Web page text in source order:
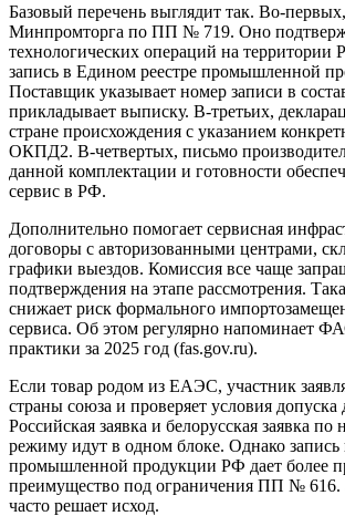
Базовый перечень выглядит так. Во-
Минпромторга по ПП № 719. Оно
технологических операций на
запись в Едином реестре промышленной
Поставщик указывает номер записи в
прикладывает выписку. В-третьих,
стране происхождения с указанием
ОКПД2. В-четвертых, письмо
данной комплектации и готовности
сервис в РФ.
Дополнительно помогает сервисная
договоры с авторизованными центрами,
графики выездов. Комиссия все чаще
подтверждения на этапе рассмотрения.
снижает риск формального
сервиса. Об этом регулярно напоминает
практики за 2025 год (fas.gov.ru).
Если товар родом из ЕАЭС, участник
страны союза и проверяет условия допуска
Российская заявка и белорусская заявка
режиму идут в одном блоке. Однако запись
промышленной продукции РФ дает более
преимущество под ограничения ПП № 616.
часто решает исход.